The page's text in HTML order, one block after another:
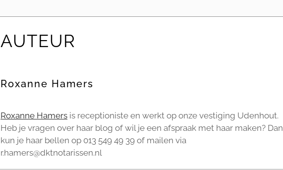
AUTEUR
Roxanne Hamers
Roxanne Hamers is receptioniste en werkt op onze vestiging Udenhout.
Heb je vragen over haar blog of wil je een afspraak met haar maken? Dan
kun je haar bellen op 013 549 49 39 of mailen via
r.hamers@dktnotarissen.nl